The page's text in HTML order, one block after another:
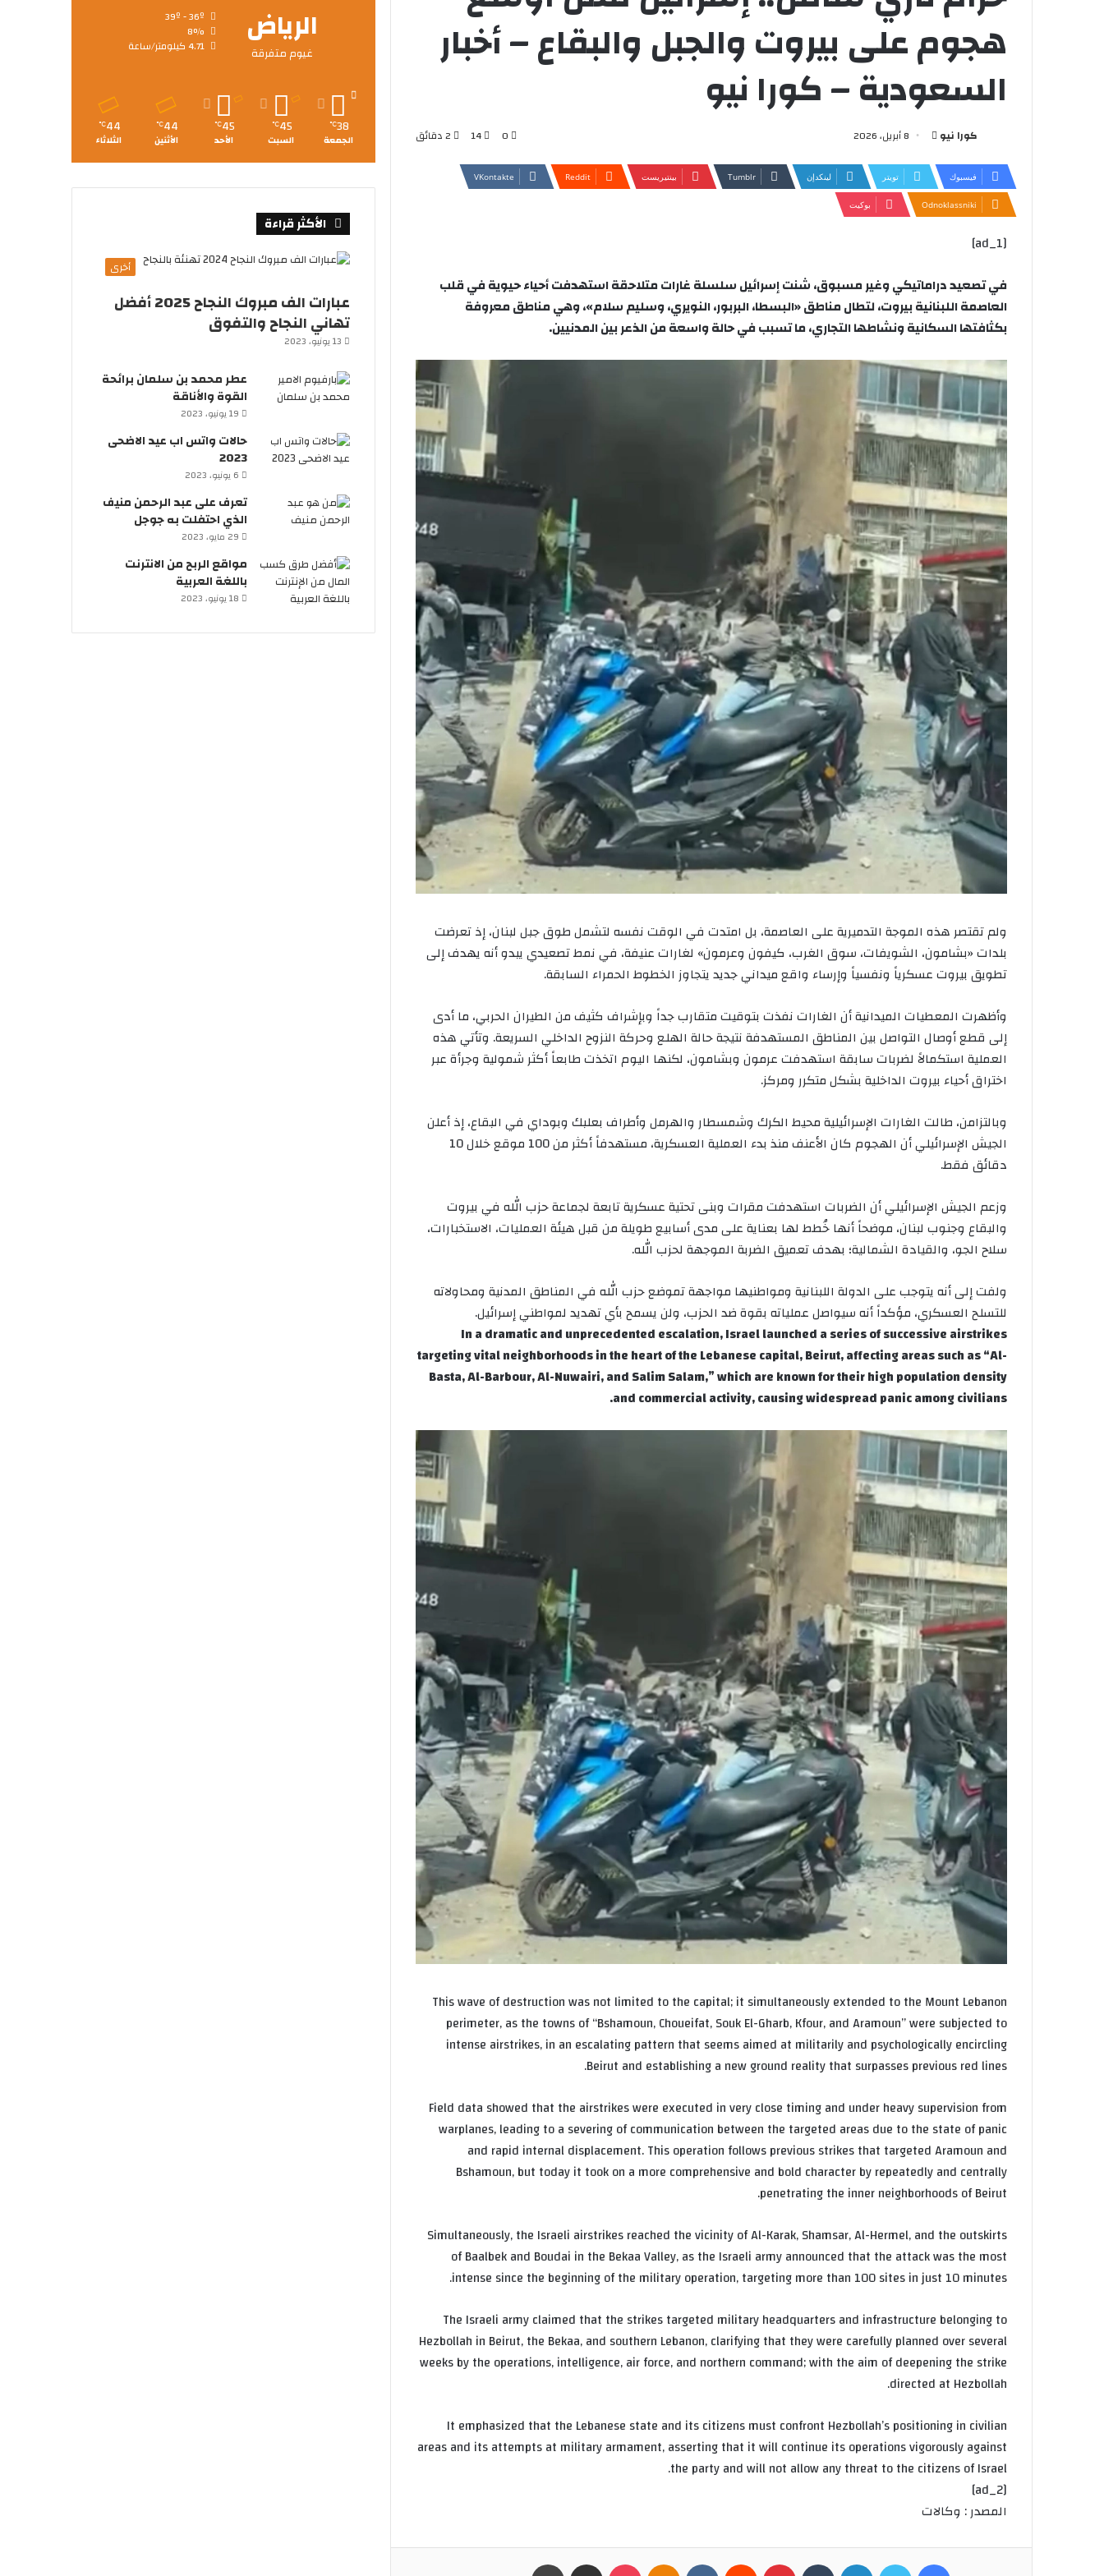
هجوم على بيروت والجبل والبقاع – أخبار
السعودية – كورا نيو
كورا نيو
أرسل
إلكترونيا
8 أبريل، 2026 0
14
فيسبوك تويتر لينكدإن بينتيريست
Odnoklassniki بوكيت
[ad_1]
في تصعيد دراماتيكي وغير مسبوق، شنت إسرائيل سلسلة غارات متلاحقة استهدفت أحياء حيوية في قلب
العاصمة اللبنانية بيروت، لتطال مناطق «البسطا، البربور، النويري، وسليم سلام»، وهي مناطق معروفة
بكثافتها السكانية ونشاطها التجاري، ما تسبب في حالة واسعة من الذعر بين المدنيين.
ولم تقتصر هذه الموجة التدميرية على العاصمة، بل امتدت في الوقت نفسه لتشمل طوق جبل لبنان، إذ تعرضت
بلدات «بشامون، الشويفات، سوق الغرب، كيفون وعرمون» لغارات عنيفة، في نمط تصعيدي يبدو أنه يهدف إلى
تطويق بيروت عسكرياً ونفسياً وإرساء واقع ميداني جديد يتجاوز الخطوط الحمراء السابقة.
وأظهرت المعطيات الميدانية أن الغارات نفذت بتوقيت متقارب جداً وبإشراف كثيف من الطيران الحربي، ما أدى
إلى قطع أوصال التواصل بين المناطق المستهدفة نتيجة حالة الهلع وحركة النزوح الداخلي السريعة. وتأتي هذه
العملية استكمالاً لضربات سابقة استهدفت عرمون وبشامون، لكنها اليوم اتخذت طابعاً أكثر شمولية وجرأة عبر
اختراق أحياء بيروت الداخلية بشكل متكرر ومركز.
وبالتزامن، طالت الغارات الإسرائيلية محيط الكرك وشمسطار والهرمل وأطراف بعلبك وبوداي في البقاع، إذ أعلن
الجيش الإسرائيلي أن الهجوم كان الأعنف منذ بدء العملية العسكرية، مستهدفاً أكثر من 100 موقع خلال 10
دقائق فقط.
وزعم الجيش الإسرائيلي أن الضربات استهدفت مقرات وبنى تحتية عسكرية تابعة لجماعة حزب الله في بيروت
والبقاع وجنوب لبنان، موضحاً أنها خُطط لها بعناية على مدى أسابيع طويلة من قبل هيئة العمليات، الاستخبارات،
سلاح الجو، والقيادة الشمالية؛ بهدف تعميق الضربة الموجهة لحزب الله.
ولفت إلى أنه يتوجب على الدولة اللبنانية ومواطنيها مواجهة تموضع حزب الله في المناطق المدنية ومحاولاته
للتسلح العسكري، مؤكداً أنه سيواصل عملياته بقوة ضد الحزب، ولن يسمح بأي تهديد لمواطني إسرائيل.
In a dramatic and unprecedented escalation, Israel launched a series of successive airstrikes
targeting vital neighborhoods in the heart of the Lebanese capital, Beirut, affecting areas such as “Al-
Basta, Al-Barbour, Al-Nuwairi, and Salim Salam,” which are known for their high population density
and commercial activity, causing widespread panic among civilians.
This wave of destruction was not limited to the capital; it simultaneously extended to the Mount Lebanon
perimeter, as the towns of “Bshamoun, Choueifat, Souk El-Gharb, Kfour, and Aramoun” were subjected to
intense airstrikes, in an escalating pattern that seems aimed at militarily and psychologically encircling
Beirut and establishing a new ground reality that surpasses previous red lines.
Field data showed that the airstrikes were executed in very close timing and under heavy supervision from
warplanes, leading to a severing of communication between the targeted areas due to the state of panic
and rapid internal displacement. This operation follows previous strikes that targeted Aramoun and
Bshamoun, but today it took on a more comprehensive and bold character by repeatedly and centrally
penetrating the inner neighborhoods of Beirut.
Simultaneously, the Israeli airstrikes reached the vicinity of Al-Karak, Shamsar, Al-Hermel, and the outskirts
of Baalbek and Boudai in the Bekaa Valley, as the Israeli army announced that the attack was the most
intense since the beginning of the military operation, targeting more than 100 sites in just 10 minutes.
The Israeli army claimed that the strikes targeted military headquarters and infrastructure belonging to
Hezbollah in Beirut, the Bekaa, and southern Lebanon, clarifying that they were carefully planned over several
weeks by the operations, intelligence, air force, and northern command; with the aim of deepening the strike
directed at Hezbollah.
It emphasized that the Lebanese state and its citizens must confront Hezbollah’s positioning in civilian
areas and its attempts at military armament, asserting that it will continue its operations vigorously against
the party and will not allow any threat to the citizens of Israel.
[ad_2]
المصدر : وكالات
فيسبوك تويتر لينكدإن بينتيريست Odnoklassniki
بوكيت مشاركة عبر البريد
الرياض
غيوم متفرقة
8%
4.71 كيلومتر/ساعة
38
℃
الجمعة
45
℃
السبت
45
℃
الأحد
44
℃
الأثنين
44
℃
الثلاثاء
الأكثر قراءة
أخرى
عبارات الف مبروك النجاح 2025 أفضل
تهاني النجاح والتفوق
13 يونيو، 2023
عطر محمد بن سلمان برائحة
القوة والأناقة
19 يونيو، 2023
حالات واتس اب عيد الاضحى
2023
6 يونيو، 2023
تعرف على عبد الرحمن منيف
الذي احتفلت به جوجل
29 مايو، 2023
مواقع الربح من الانترنت
باللغة العربية
18 يونيو، 2023